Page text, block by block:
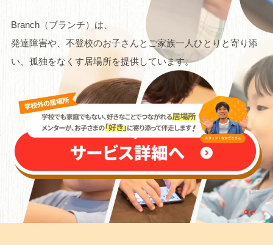
Branch（ブランチ）は、
発達障害や、不登校のお子さんとご家族一人ひとりと寄り添
い、孤独をなくす居場所を提供しています。